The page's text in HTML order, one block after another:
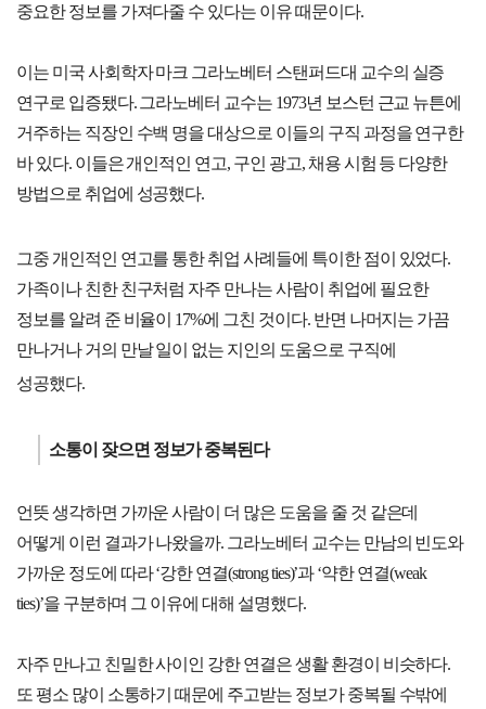
중요한 정보를 가져다줄 수 있다는 이유 때문이다.
이는 미국 사회학자 마크 그라노베터 스탠퍼드대 교수의 실증
연구로 입증됐다. 그라노베터 교수는 1973년 보스턴 근교 뉴튼에
거주하는 직장인 수백 명을 대상으로 이들의 구직 과정을 연구한
바 있다. 이들은 개인적인 연고, 구인 광고, 채용 시험 등 다양한
방법으로 취업에 성공했다.
그중 개인적인 연고를 통한 취업 사례들에 특이한 점이 있었다.
가족이나 친한 친구처럼 자주 만나는 사람이 취업에 필요한
정보를 알려 준 비율이 17%에 그친 것이다. 반면 나머지는 가끔
만나거나 거의 만날 일이 없는 지인의 도움으로 구직에
성공했다.
소통이 잦으면 정보가 중복된다
언뜻 생각하면 가까운 사람이 더 많은 도움을 줄 것 같은데
어떻게 이런 결과가 나왔을까. 그라노베터 교수는 만남의 빈도와
가까운 정도에 따라 ‘강한 연결(strong ties)’과 ‘약한 연결(weak
ties)’을 구분하며 그 이유에 대해 설명했다.
자주 만나고 친밀한 사이인 강한 연결은 생활 환경이 비슷하다.
또 평소 많이 소통하기 때문에 주고받는 정보가 중복될 수밖에